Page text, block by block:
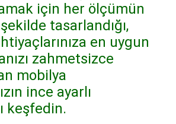
için her ölçümün
tasarlandığı,
en uygun
zahmetsizce
mobilya
ince ayarlı
keşfedin.